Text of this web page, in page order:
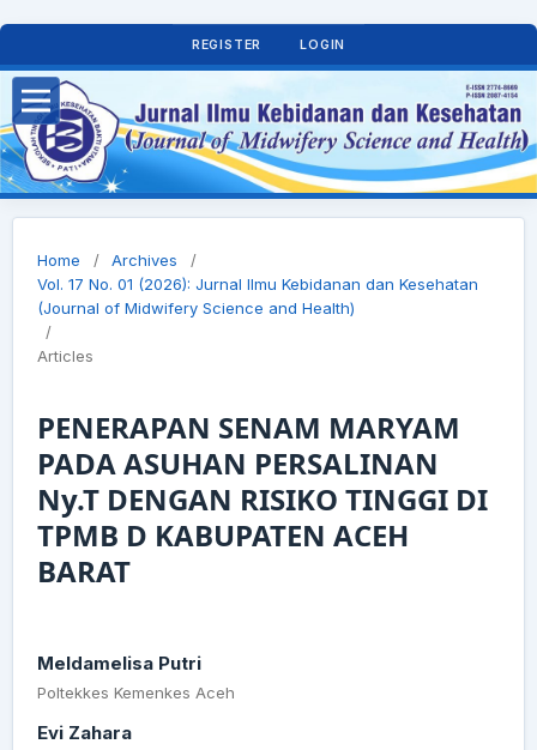
REGISTER LOGIN
Home / Archives
/
Vol. 17 No. 01 (2026): Jurnal Ilmu Kebidanan dan Kesehatan
(Journal of Midwifery Science and Health)
/
Articles
PENERAPAN SENAM MARYAM
PADA ASUHAN PERSALINAN
Ny.T DENGAN RISIKO TINGGI DI
TPMB D KABUPATEN ACEH
BARAT
Meldamelisa Putri
Poltekkes Kemenkes Aceh
Evi Zahara